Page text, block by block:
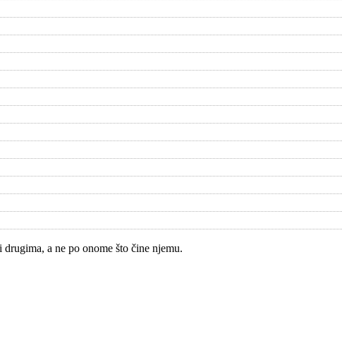
a ne po onome što čine njemu.